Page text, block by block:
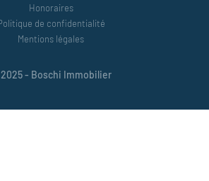
Honoraires
de confidentialité
Mentions légales
- Boschi Immobilier